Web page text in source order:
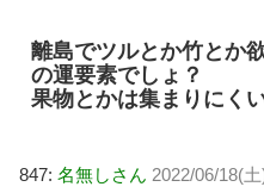
離島でツルとか竹とか
の運要素でしょ？
果物とかは集まりにく
847: 名無しさん 2022/06/18(